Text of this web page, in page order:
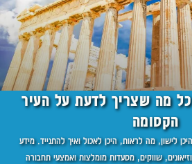
מה שצריך לדעת על העיר
הקסומה
לישון, מה לראות, היכן לאכול ואיך להתנייד. מידע
שווקים, מסעדות מומלצות ואמצעי תחבורה